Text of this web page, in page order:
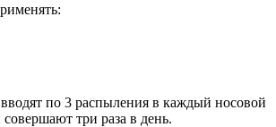
по 3 распыления в каждый носовой
три раза в день.